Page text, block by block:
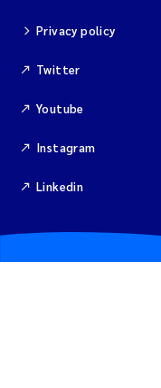
Kim Aalborg
Marit Norli
Steven Brooks
Isabel Doyer
Privacy policy
Twitter
Youtube
Instagram
Linkedin